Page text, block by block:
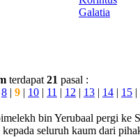
Galatia
terdapat 21 pasal :
8 | 9 | 10 | 11 | 12 | 13 | 14 | 15 |
bin Yerubaal pergi ke
kepada seluruh kaum dari